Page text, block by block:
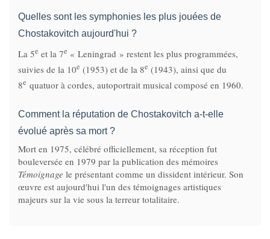
Quelles sont les symphonies les plus jouées de
Chostakovitch aujourd'hui ?
La 5e et la 7e « Leningrad » restent les plus programmées,
suivies de la 10e (1953) et de la 8e (1943), ainsi que du
8e quatuor à cordes, autoportrait musical composé en 1960.
Comment la réputation de Chostakovitch a-t-elle
évolué après sa mort ?
Mort en 1975, célébré officiellement, sa réception fut
bouleversée en 1979 par la publication des mémoires
Témoignage le présentant comme un dissident intérieur. Son
œuvre est aujourd'hui l'un des témoignages artistiques
majeurs sur la vie sous la terreur totalitaire.